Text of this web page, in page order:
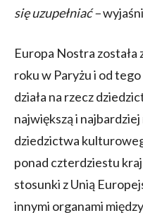
się uzupełniać –
Europa Nostra została
roku w Paryżu i od
działa na rzecz
największą i
dziedzictwa
ponad czterdziestu
stosunki z Unią
innymi organami